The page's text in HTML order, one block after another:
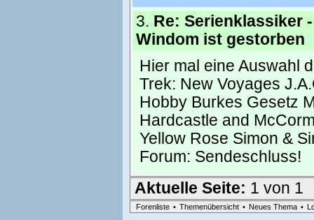
3. Re: Serienklassiker
Windom ist gestorben
Hier mal eine Auswahl
Trek: New Voyages
Hobby Burkes Gesetz
Hardcastle and
Yellow Rose Simon &
Forum: Sendeschluss!
Aktuelle Seite: 1 von 1
Forenliste • Themenübersicht • Neues Thema •